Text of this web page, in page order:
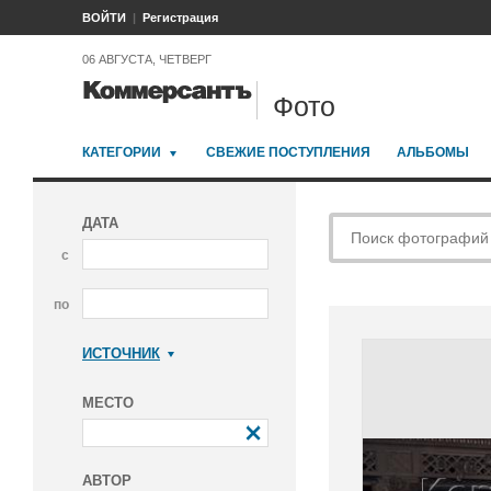
ВОЙТИ Регистрация
06 АВГУСТА, ЧЕТВЕРГ
Фото
КАТЕГОРИИ СВЕЖИЕ ПОСТУПЛЕНИЯ АЛЬБОМЫ
ДАТА
с
по
ИСТОЧНИК
МЕСТО
АВТОР